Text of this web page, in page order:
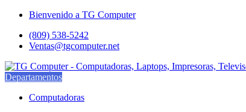
Saltar
navegación
saltar
contenido
Bienvenido a TG Computer
(809) 538-5242
Ventas@tgcomputer.net
Departamentos
Computadoras